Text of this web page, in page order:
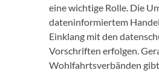
eine wichtige Rolle. Die
dateninformiertem
Einklang mit den
Vorschriften erfolgen.
Wohlfahrtsverbänden